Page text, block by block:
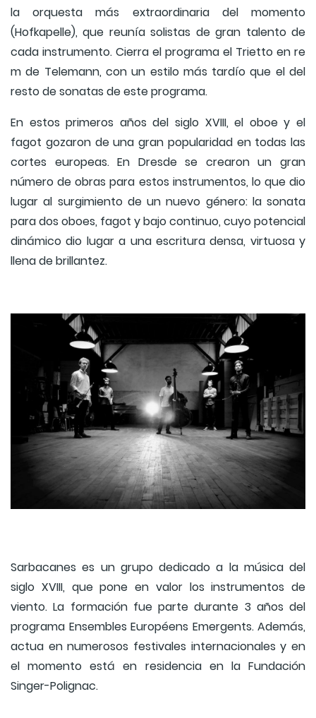
la orquesta más extraordinaria del momento
(Hofkapelle), que reunía solistas de gran talento de
cada instrumento. Cierra el programa el Trietto en re
m de Telemann, con un estilo más tardío que el del
resto de sonatas de este programa.
En estos primeros años del siglo XVIII, el oboe y el
fagot gozaron de una gran popularidad en todas las
cortes europeas. En Dresde se crearon un gran
número de obras para estos instrumentos, lo que dio
lugar al surgimiento de un nuevo género: la sonata
para dos oboes, fagot y bajo continuo, cuyo potencial
dinámico dio lugar a una escritura densa, virtuosa y
llena de brillantez.
Sarbacanes es un grupo dedicado a la música del
siglo XVIII, que pone en valor los instrumentos de
viento. La formación fue parte durante 3 años del
programa Ensembles Européens Emergents. Además,
actua en numerosos festivales internacionales y en
el momento está en residencia en la Fundación
Singer-Polignac.